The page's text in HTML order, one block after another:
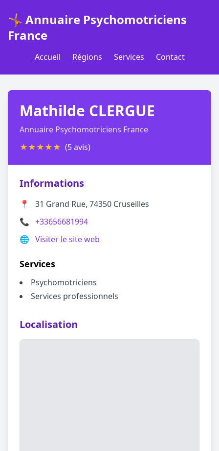
🤸 Annuaire Psychomotriciens
France
Accueil Régions Services Contact
Mathilde CLERGUE
Annuaire Psychomotriciens France
★★★★★ (5 avis)
Informations
📍
31 Grand Rue, 74350 Cruseilles
📞 +33656681994
🌐 Visiter le site web
Services
Psychomotriciens
Services professionnels
Localisation